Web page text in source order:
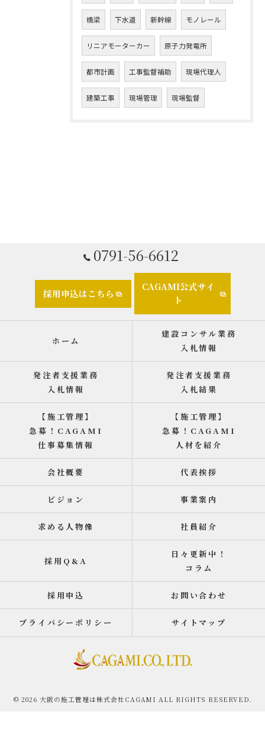
橋梁 下水道 新幹線 モノレール
リニアモーターカー 原子力発電所
都市計画 工事監督補助 現場代理人
建築工事 現場管理 現場監督
0791-56-6612
採用申込はこちら
CAGAMI公式サイ
ト
ホーム
建設コンサル業務
入札情報
発注者支援業務
入札情報
発注者支援業務
入札結果
【施工管理】
急募！CAGAMI
仕事募集情報
【施工管理】
急募！CAGAMI
人材を紹介
会社概要 代表挨拶
ビジョン 事業案内
求める人物像 社員紹介
採用Q&A
日々更新中！
コラム
採用申込 お問い合わせ
プライバシーポリシー サイトマップ
© 2026 大阪の施工管理は株式会社CAGAMI ALL RIGHTS RESERVED.